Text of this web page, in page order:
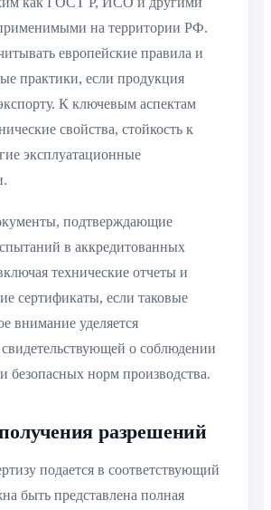
на территории РФ.
европейские правила и
практики, если продукция
К ключевым аспектам
свойства, стойкость к
эксплуатационные
подтверждающие
в аккредитованных
технические отчеты и
сертификаты, если таковые
внимание уделяется
о соблюдении
безопасных норм производства.
разрешений
подается в соответствующий
быть представлена полная